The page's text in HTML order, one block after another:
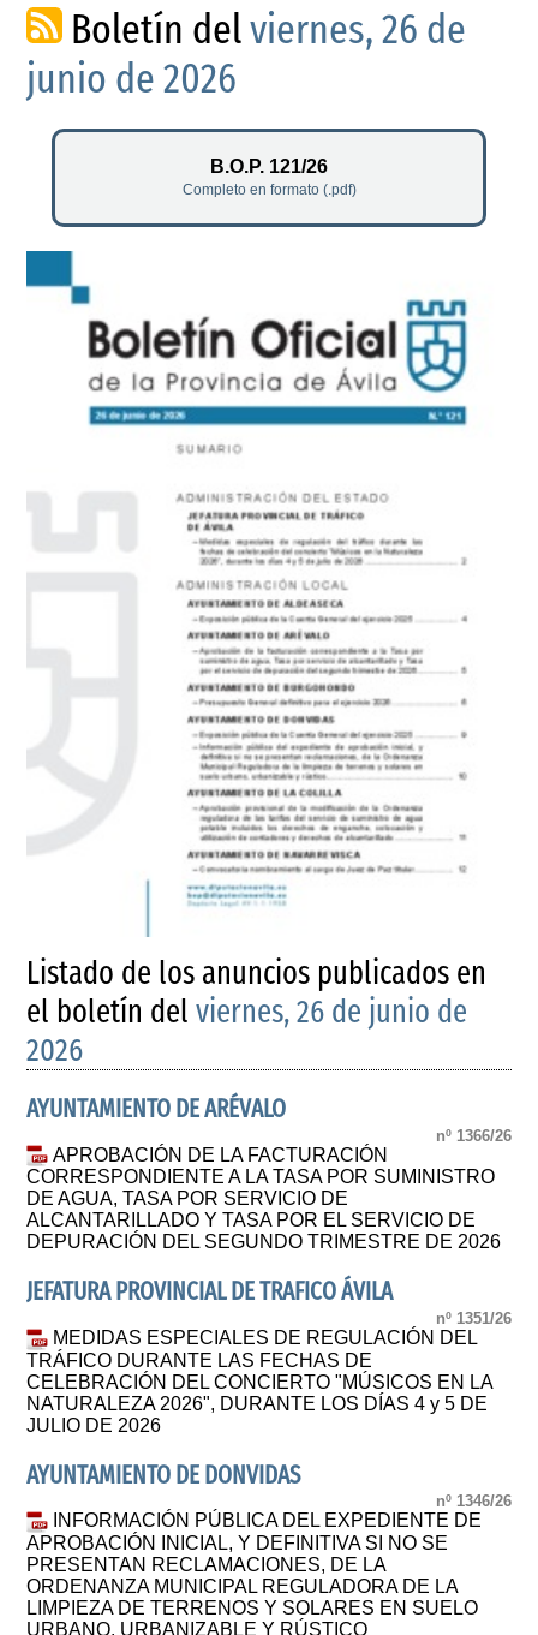
Boletín delviernes, 26 de
junio de 2026
B.O.P. 121/26
Completo en formato (.pdf)
Listado de los anuncios publicados en
el boletín delviernes, 26 de junio de
2026
AYUNTAMIENTO DE ARÉVALO
nº 1366/26
APROBACIÓN DE LA FACTURACIÓN
CORRESPONDIENTE A LA TASA POR SUMINISTRO
DE AGUA, TASA POR SERVICIO DE
ALCANTARILLADO Y TASA POR EL SERVICIO DE
DEPURACIÓN DEL SEGUNDO TRIMESTRE DE 2026
JEFATURA PROVINCIAL DE TRAFICO ÁVILA
nº 1351/26
MEDIDAS ESPECIALES DE REGULACIÓN DEL
TRÁFICO DURANTE LAS FECHAS DE
CELEBRACIÓN DEL CONCIERTO "MÚSICOS EN LA
NATURALEZA 2026", DURANTE LOS DÍAS 4 y 5 DE
JULIO DE 2026
AYUNTAMIENTO DE DONVIDAS
nº 1346/26
INFORMACIÓN PÚBLICA DEL EXPEDIENTE DE
APROBACIÓN INICIAL, Y DEFINITIVA SI NO SE
PRESENTAN RECLAMACIONES, DE LA
ORDENANZA MUNICIPAL REGULADORA DE LA
LIMPIEZA DE TERRENOS Y SOLARES EN SUELO
URBANO, URBANIZABLE Y RÚSTICO